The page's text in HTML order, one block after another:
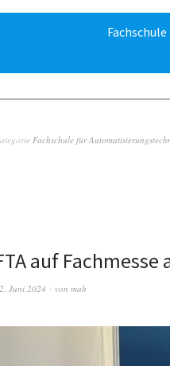
Fachschule für
auf
Juni 2024 von mah